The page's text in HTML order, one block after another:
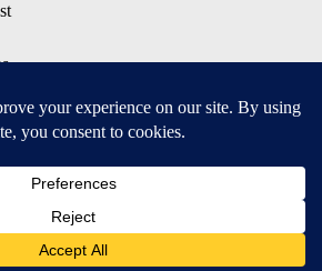
APPS
for iOS and Android